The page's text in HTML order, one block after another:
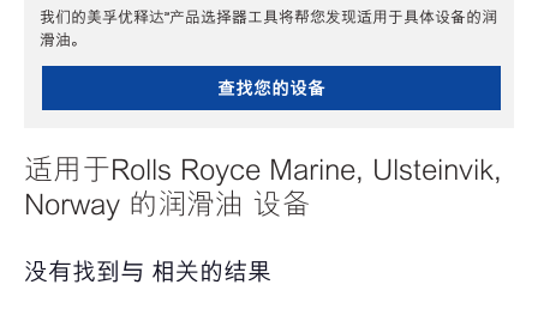
我们的美孚优释达℠产品选择器工具将帮您发现适用于具体设备的润
滑油。
查找您的设备
适用于Rolls Royce Marine, Ulsteinvik,
Norway 的润滑油 设备
没有找到与 相关的结果